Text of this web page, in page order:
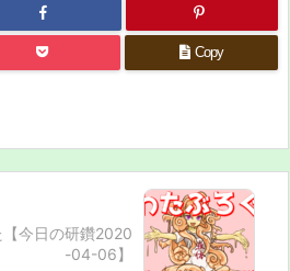
Copy
今日の研鑽2020
-04-06】